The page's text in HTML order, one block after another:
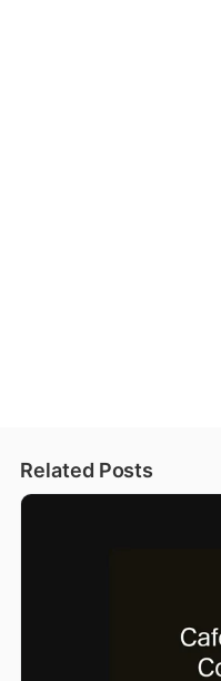
Related Posts